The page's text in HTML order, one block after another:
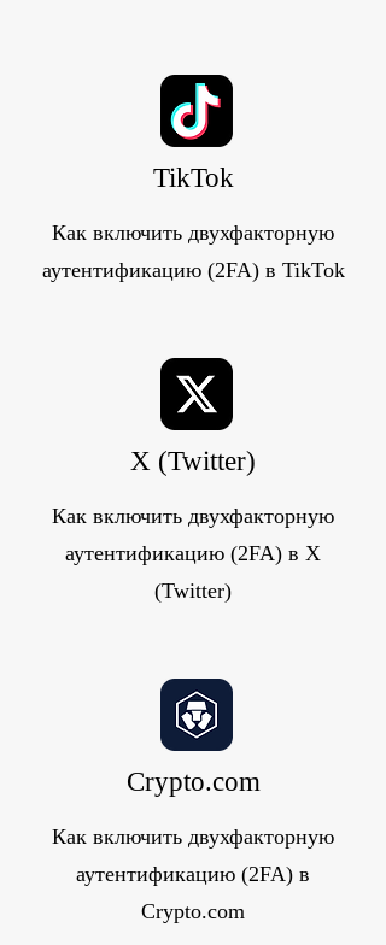
TikTok
Как включить двухфакторную
аутентификацию (2FA) в TikTok
X (Twitter)
Как включить двухфакторную
аутентификацию (2FA) в X
(Twitter)
Crypto.com
Как включить двухфакторную
аутентификацию (2FA) в
Crypto.com